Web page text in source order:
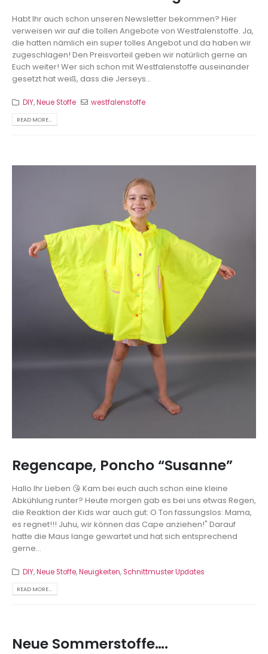
Habt Ihr auch schon unseren Newsletter bekommen? Hier
verweisen wir auf die tollen Angebote von Westfalenstoffe. Ja,
die hatten nämlich ein super tolles Angebot und da haben wir
zugeschlagen! Den Preisvorteil geben wir natürlich gerne an
Euch weiter! Wer sich schon mit Westfalenstoffe auseinander
gesetzt hat weiß, dass die Jerseys...
DIY,Neue Stoffe westfalenstoffe
READ MORE...
Regencape, Poncho “Susanne”
Hallo Ihr Lieben 😘 Kam bei euch auch schon eine kleine
Abkühlung runter? Heute morgen gab es bei uns etwas Regen,
die Reaktion der Kids war auch gut: O Ton fassungslos: Mama,
es regnet!!! Juhu, wir können das Cape anziehen!" Darauf
hatte die Maus lange gewartet und hat sich entsprechend
gerne...
DIY,Neue Stoffe,Neuigkeiten,Schnittmuster Updates
READ MORE...
Neue Sommerstoffe….